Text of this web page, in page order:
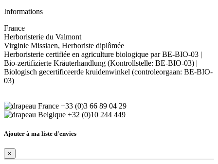
Informations
France
Herboristerie du Valmont
Virginie Missiaen, Herboriste diplômée
Herboristerie certifiée en agriculture biologique par BE-BIO-03 |
Bio-zertifizierte Kräuterhandlung (Kontrollstelle: BE-BIO-03) |
Biologisch gecertificeerde kruidenwinkel (controleorgaan: BE-BIO-
03)
+33 (0)3 66 89 04 29
+32 (0)10 244 449
Ajouter à ma liste d'envies
×